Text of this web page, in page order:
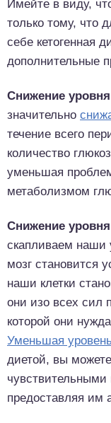
Имейте в виду,
только тому, что
себе кетогенная
дополнительные
Снижение
значительно
течение всего
количество
уменьшая
метаболизмом
Снижение
скапливаем наши
мозг становится
наши клетки
они изо всех сил
которой они
Уменьшая
диетой, вы
чувствительными
предоставляя им